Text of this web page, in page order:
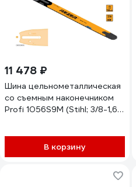
11 478 ₽
Шина цельнометаллическая
со съемным наконечником
Profi 1056S9M (Stihl; 3/8-1,6-
В корзину